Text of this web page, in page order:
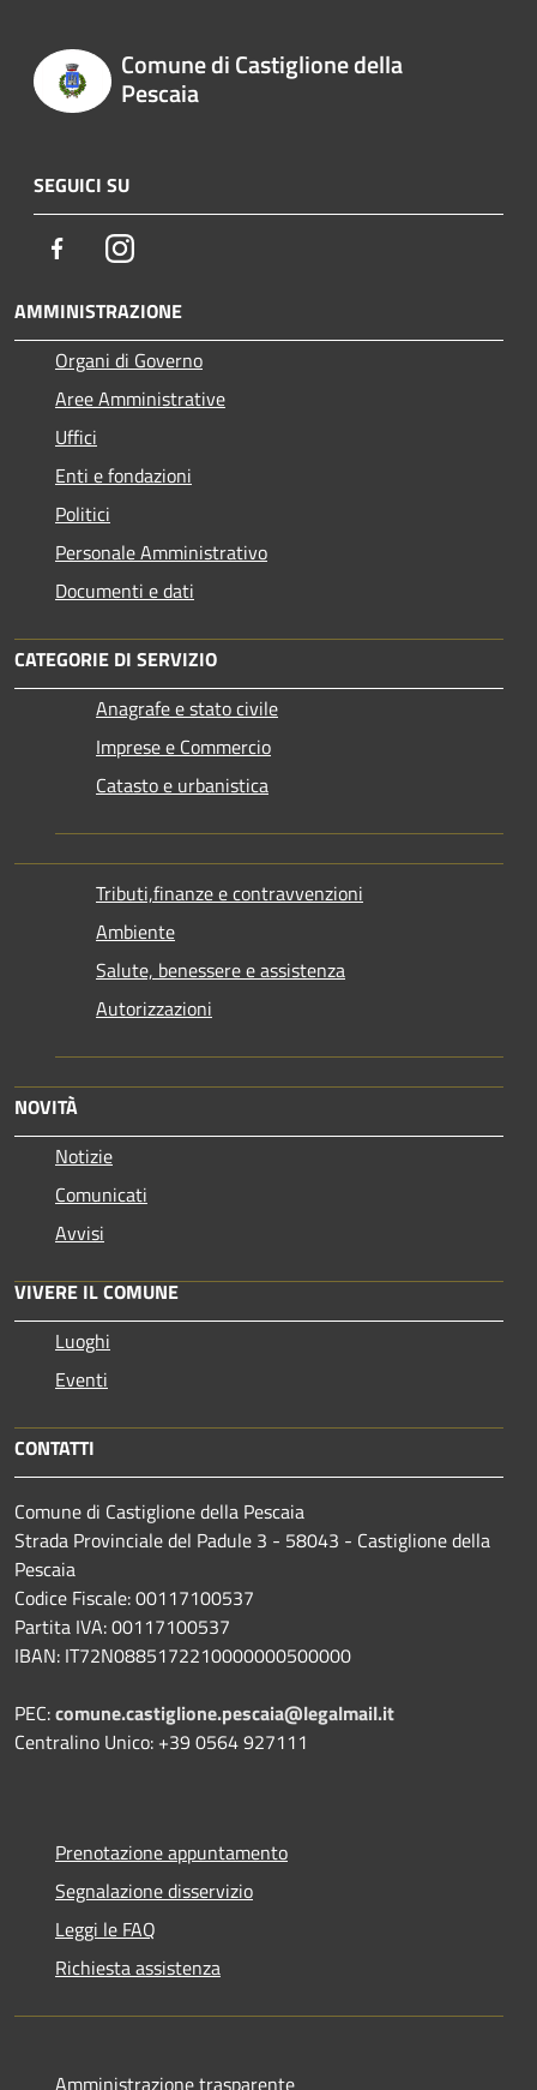
Comune di Castiglione della
Pescaia
SEGUICI SU
FacebookInstagram
AMMINISTRAZIONE
Organi di Governo
Aree Amministrative
Uffici
Enti e fondazioni
Politici
Personale Amministrativo
Documenti e dati
CATEGORIE DI SERVIZIO
Anagrafe e stato civile
Imprese e Commercio
Catasto e urbanistica
Tributi,finanze e contravvenzioni
Ambiente
Salute, benessere e assistenza
Autorizzazioni
NOVITÀ
Notizie
Comunicati
Avvisi
VIVERE IL COMUNE
Luoghi
Eventi
CONTATTI
Comune di Castiglione della Pescaia
Strada Provinciale del Padule 3 - 58043 - Castiglione della
Pescaia
Codice Fiscale: 00117100537
Partita IVA: 00117100537
IBAN: IT72N0885172210000000500000
PEC:comune.castiglione.pescaia@legalmail.it
Centralino Unico: +39 0564 927111
Prenotazione appuntamento
Segnalazione disservizio
Leggi le FAQ
Richiesta assistenza
Amministrazione trasparente